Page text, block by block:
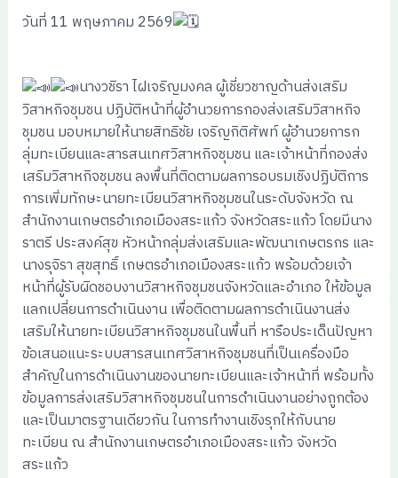
วันที่ 11 พฤษภาคม 2569
นางวชิรา ไฝเจริญมงคล ผู้เชี่ยวชาญด้านส่งเสริม
วิสาหกิจชุมชน ปฏิบัติหน้าที่ผู้อำนวยการกองส่งเสริมวิสาหกิจ
ชุมชน มอบหมายให้นายสิทธิชัย เจริญกิติศัพท์ ผู้อำนวยการก
ลุ่มทะเบียนและสารสนเทศวิสาหกิจชุมชน และเจ้าหน้าที่กองส่ง
เสริมวิสาหกิจชุมชน ลงพื้นที่ติดตามผลการอบรมเชิงปฏิบัติการ
การเพิ่มทักษะนายทะเบียนวิสาหกิจชุมชนในระดับจังหวัด ณ
สำนักงานเกษตรอำเภอเมืองสระแก้ว จังหวัดสระแก้ว โดยมีนาง
ราตรี ประสงค์สุข หัวหน้ากลุ่มส่งเสริมและพัฒนาเกษตรกร และ
นางรุจิรา สุขสุทธิ์ เกษตรอำเภอเมืองสระแก้ว พร้อมด้วยเจ้า
หน้าที่ผู้รับผิดชอบงานวิสาหกิจชุมชนจังหวัดและอำเภอ ให้ข้อมูล
แลกเปลี่ยนการดำเนินงาน เพื่อติดตามผลการดำเนินงานส่ง
เสริมให้นายทะเบียนวิสาหกิจชุมชนในพื้นที่ หารือประเด็นปัญหา
ข้อเสนอแนะระบบสารสนเทศวิสาหกิจชุมชนที่เป็นเครื่องมือ
สำคัญในการดำเนินงานของนายทะเบียนและเจ้าหน้าที่ พร้อมทั้ง
ข้อมูลการส่งเสริมวิสาหกิจชุมชนในการดำเนินงานอย่างถูกต้อง
และเป็นมาตรฐานเดียวกัน ในการทำงานเชิงรุกให้กับนาย
ทะเบียน ณ สำนักงานเกษตรอำเภอเมืองสระแก้ว จังหวัด
สระแก้ว